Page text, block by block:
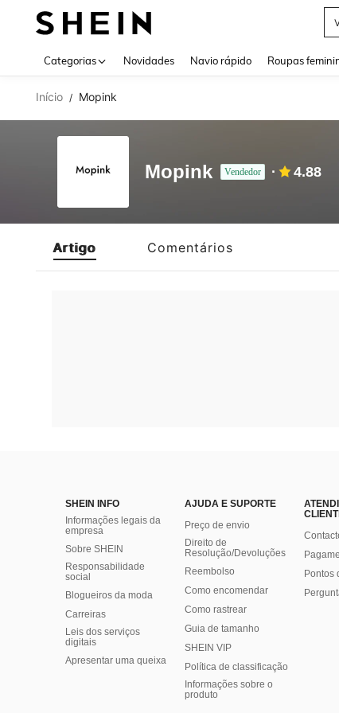
Categorias Novidades Navio rápido Roupas
Início / Mopink
Mopink Vendedor 4.88
Artigo Comentários
SHEIN INFO
Informações legais da
empresa
Sobre SHEIN
Responsabilidade
social
Blogueiros da moda
Carreiras
Leis dos serviços
digitais
Apresentar uma queixa
AJUDA E SUPORTE
Preço de envio
Direito de
Resolução/Devoluções
Reembolso
Como encomendar
Como rastrear
Guia de tamanho
SHEIN VIP
Política de classificação
​Informações sobre o
produto
Pontos